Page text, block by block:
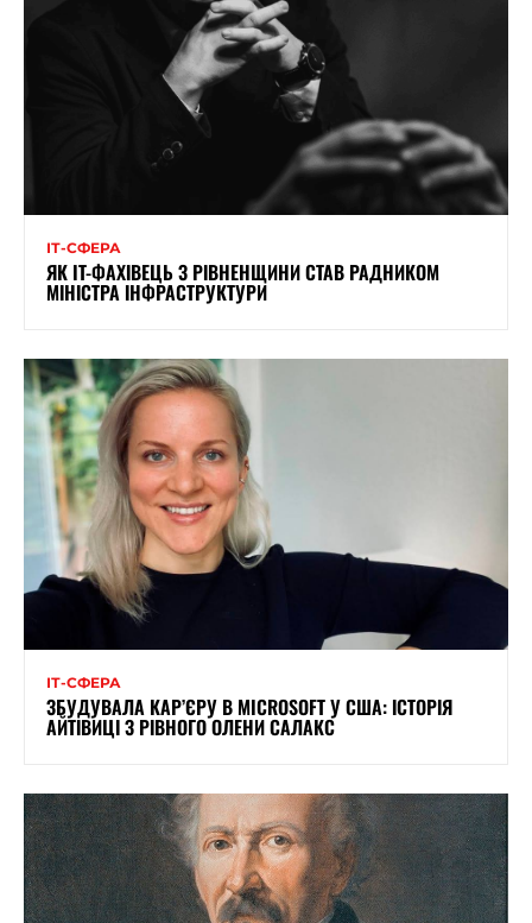
ІТ-СФЕРА
ЯК IT-ФАХІВЕЦЬ З РІВНЕНЩИНИ СТАВ РАДНИКОМ
МІНІСТРА ІНФРАСТРУКТУРИ
ІТ-СФЕРА
ЗБУДУВАЛА КАР’ЄРУ В MICROSOFT У США: ІСТОРІЯ
АЙТІВИЦІ З РІВНОГО ОЛЕНИ САЛАКС